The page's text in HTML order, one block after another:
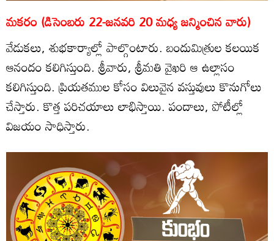
మకరం (డిసెంబరు 22-జనవరి 20 మధ్య జన్మించిన వారు)
వేడుకలు, శుభకార్యాల్లో పాల్గొంటారు. బందుమిత్రుల కలయిక
ఆనందం కలిగిస్తుంది. శ్రీవారు, శ్రీమతి వైఖరి ఆ ఉల్లాసం
కలిగిస్తుంది. ప్రియతముల కోసం విలువైన వస్తువులు కొనుగోలు
చేస్తారు. కొత్త పరిచయాలు లాభిస్తాయి. పందాలు, పోటీల్లో
విజయం సాధిస్తారు.